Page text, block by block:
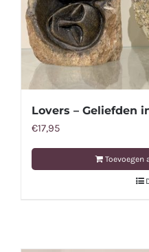
Lovers – Geliefden
€17,95
Toevoegen